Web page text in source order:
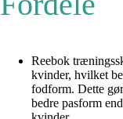
Reebok
kvinder, hvilket
fodform. Dette
bedre pasform